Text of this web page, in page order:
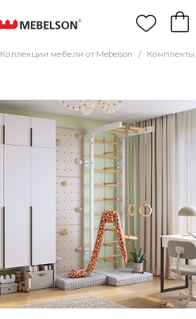
Коллекции мебели от Mebelson / Комплекты